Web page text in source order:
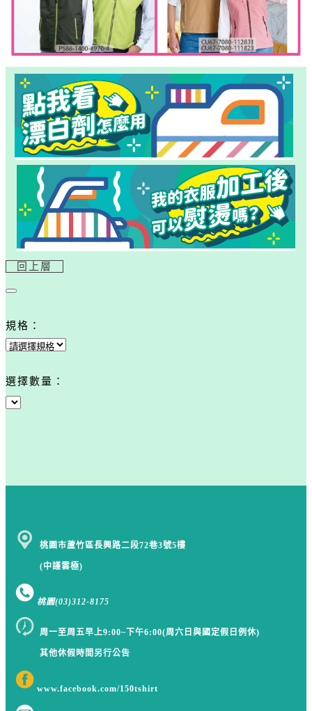
回上層
規格：
選擇數量：
桃園市蘆竹區長興路二段72巷3號5樓
(中謹雲極)
桃園(03)312-8175
周一至周五早上9:00~下午6:00(周六日與國定假日例休)
其他休假時間另行公告
www.facebook.com/150tshirt